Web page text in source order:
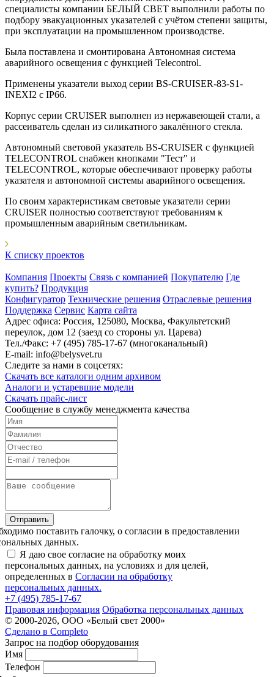
специалисты компании БЕЛЫЙ СВЕТ выполнили работы по
подбору эвакуационных указателей с учётом степени защиты,
при эксплуатации на промышленном производстве.
Была поставлена и смонтирована Автономная система
аварийного освещения с функцией Telecontrol.
Применены указатели выход серии BS-CRUISER-83-S1-
INEXI2 с IP66.
Корпус серии CRUISER выполнен из нержавеющей стали, а
рассеиватель сделан из силикатного закалённого стекла.
Автономный световой указатель BS-CRUISER с функцией
TELECONTROL снабжен кнопками "Тест" и
TELECONTROL, которые обеспечивают проверку работы
указателя и автономной системы аварийного освещения.
По своим характеристикам световые указатели серии
CRUISER полностью соответствуют требованиям к
промышленным аварийным светильникам.
К списку проектов
Компания Проекты Связь с компанией Покупателю Где
купить? Продукция
Конфигуратор Технические решения Отраслевые решения
Поддержка Сервис Карта сайта
Адрес офиса: Россия, 125080, Москва, Факультетский
переулок, дом 12 (заезд со стороны ул. Царева)
Тел./Факс: +7 (495) 785-17-67 (многоканальный)
E-mail: info@belysvet.ru
Следите за нами в соцсетях:
Скачать все каталоги одним архивом
Аналоги и устаревшие модели
Скачать прайс-лист
Cообщение в службу менеджмента качества
Отправить
поставить галочку, о согласии в предоставлении
данных.
Я даю свое согласие на обработку моих
персональных данных, на условиях и для целей,
определенных в Согласии на обработку
персональных данных.
+7 (495) 785-17-67
Правовая информация Обработка персональных данных
© 2000-2026, ООО «Белый свет 2000»
Сделано в Completo
Запрос на подбор оборудования
Имя
Телефон